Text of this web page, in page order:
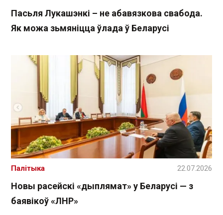
Пасьля Лукашэнкі – не абавязкова свабода.
Як можа зьмяніцца ўлада ў Беларусі
Новы расейскі «дыплямат» у Беларусі — з
баявікоў «ЛНР»
Палітыка 22.07.2026